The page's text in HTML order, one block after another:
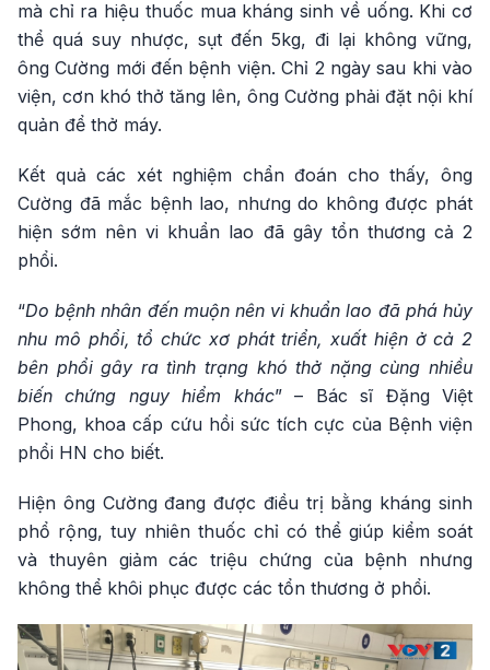
mà chỉ ra hiệu thuốc mua kháng sinh về uống. Khi cơ
thể quá suy nhược, sụt đến 5kg, đi lại không vững,
ông Cường mới đến bệnh viện. Chỉ 2 ngày sau khi vào
viện, cơn khó thở tăng lên, ông Cường phải đặt nội khí
quản để thở máy.
Kết quả các xét nghiệm chẩn đoán cho thấy, ông
Cường đã mắc bệnh lao, nhưng do không được phát
hiện sớm nên vi khuẩn lao đã gây tổn thương cả 2
phổi.
“Do bệnh nhân đến muộn nên vi khuẩn lao đã phá hủy
nhu mô phổi, tổ chức xơ phát triển, xuất hiện ở cả 2
bên phổi gây ra tình trạng khó thở nặng cùng nhiều
biến chứng nguy hiểm khác” – Bác sĩ Đặng Việt
Phong, khoa cấp cứu hồi sức tích cực của Bệnh viện
phổi HN cho biết.
Hiện ông Cường đang được điều trị bằng kháng sinh
phổ rộng, tuy nhiên thuốc chỉ có thể giúp kiểm soát
và thuyên giảm các triệu chứng của bệnh nhưng
không thể khôi phục được các tổn thương ở phổi.